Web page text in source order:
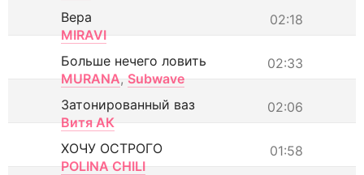
02:18
Вера
MIRAVI
02:33
Больше нечего ловить
MURANA, Subwave
02:06
Затонированный ваз
Витя АК
01:58
ХОЧУ ОСТРОГО
POLINA CHILI